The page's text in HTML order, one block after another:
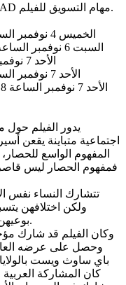
توزيع الفيلم في العالم العربي، وتتولى MAD مهام التسويق للفيلم.
الخميس 4 نوفمبر الساعة 8 مساءً بالمسرح البلدي في رام الله
السبت 6 نوفمبر الساعة 8 مساءً بجمعية الثقافة العربية في حيفا
الأحد 7 نوفمبر الساعة 7 مساءً بنادي بلدنا في الناصرة
الأحد 7 نوفمبر الساعة 8 مساءً بالمسرح البلدي في رام الله
يدور الفيلم حول
اجتماعية متباينة يقعن
المفهوم الواسع
فمفهوم الحصار ليس
تتشارك النساء نفس
ولكن اختلافهن
بوعيهن وانفتاحهن وأساليبهن في التعبير والتمرد.
وكان الفيلم قد شارك
وحصل على عرضه
باي ساوث ويست
كان المشاركة